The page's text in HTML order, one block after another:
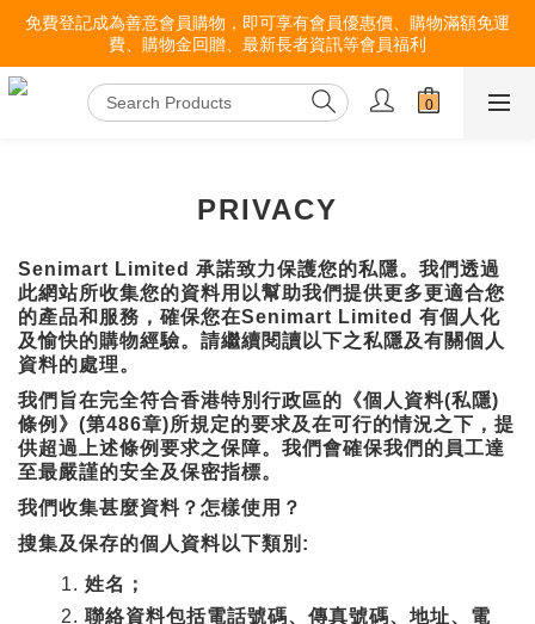
免費登記成為善意會員購物，即可享有會員優惠價、購物滿額免運
費、購物金回贈、最新長者資訊等會員福利
PRIVACY
Senimart Limited 承諾致力保護您的私隱。我們透過
此網站所收集您的資料用以幫助我們提供更多更適合您
的產品和服務，確保您在Senimart Limited 有個人化
及愉快的購物經驗。請繼續閱讀以下之私隱及有關個人
資料的處理。
我們旨在完全符合香港特別行政區的《個人資料(私隱)
條例》(第486章)所規定的要求及在可行的情況之下，提
供超過上述條例要求之保障。我們會確保我們的員工達
至最嚴謹的安全及保密指標。
我們收集甚麼資料？怎樣使用？
搜集及保存的個人資料以下類別:
姓名；
聯絡資料包括電話號碼、傳真號碼、地址、電